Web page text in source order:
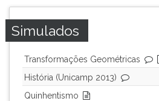
Simulados
Transformações Geométricas
História (Unicamp 2013)
Quinhentismo